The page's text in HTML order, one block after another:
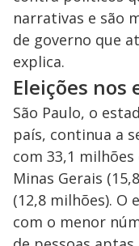
narrativas e são
de governo que
explica.
Eleições nos
São Paulo, o
país, continua a
com 33,1
Minas Gerais
(12,8 milhões). O
com o menor